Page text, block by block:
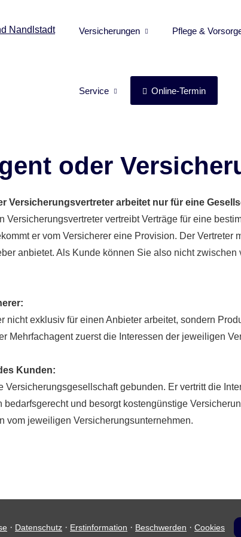
Versicherungen Pflege &
Service Online-Termin
oder
Versicherungsvertreter arbeitet nur für eine
Versicherungsvertreter vertreibt Verträge für eine
er vom Versicherer eine Provision. Der Vertreter
anbietet. Als Kunde können Sie also nicht
nicht exklusiv für einen Anbieter arbeitet, sondern
Mehrfachagent zuerst die Interessen der jeweiligen
Kunden:
Versicherungsgesellschaft gebunden. Er vertritt die
und besorgt kostengünstige
vom jeweiligen Ver­si­che­rungs­un­ter­neh­men.
· Datenschutz · Erstinformation · Beschwerden · Cookies